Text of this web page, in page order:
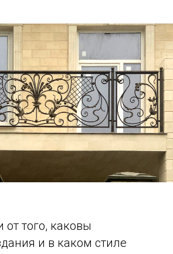
от того, каковы
и в каком стиле